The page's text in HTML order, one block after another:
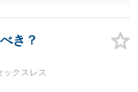
悪質性を基礎づける事
ランドで働く女性に対す
があります。店舗での接
を特別な交際相手とし
識のもとで個人的関係
き？
ックスレス